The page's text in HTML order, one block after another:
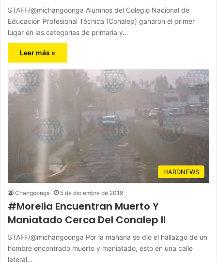
STAFF/@michangoonga Alumnos del Colegio Nacional de
Educación Profesional Técnica (Conalep) ganaron el primer
lugar en las categorías de primaria y…
Leer más »
HARDNEWS
Changoonga 5 de diciembre de 2019
#Morelia Encuentran Muerto Y
Maniatado Cerca Del Conalep II
STAFF/@michangoonga Por la mañana se dio el hallazgo de un
hombre encontrado muerto y maniatado, esto en una calle
lateral…